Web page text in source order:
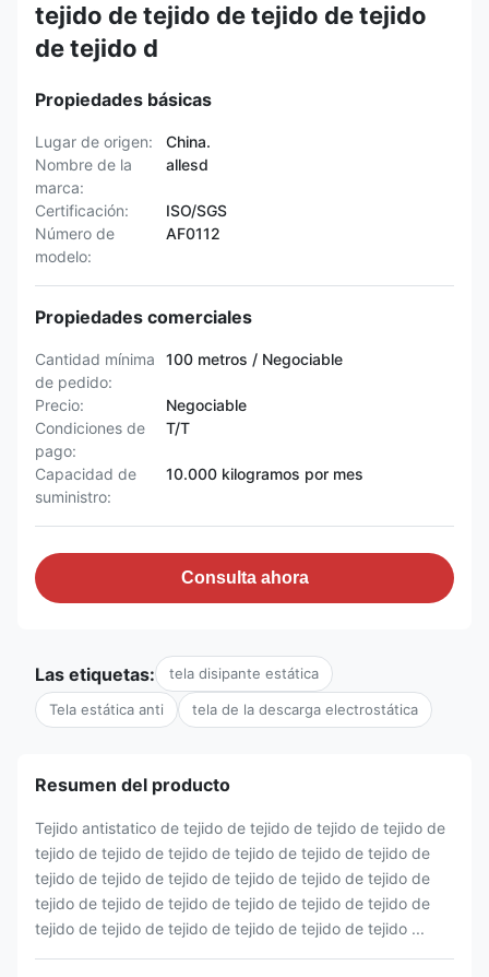
tejido de tejido de tejido de tejido
de tejido d
Propiedades básicas
Lugar de origen:
China.
Nombre de la
marca:
allesd
Certificación:
ISO/SGS
Número de
modelo:
AF0112
Propiedades comerciales
Cantidad mínima
de pedido:
100 metros / Negociable
Precio:
Negociable
Condiciones de
pago:
T/T
Capacidad de
suministro:
10.000 kilogramos por mes
Consulta ahora
Las etiquetas: tela disipante estática
Tela estática anti tela de la descarga electrostática
Resumen del producto
Tejido antistatico de tejido de tejido de tejido de tejido de
tejido de tejido de tejido de tejido de tejido de tejido de
tejido de tejido de tejido de tejido de tejido de tejido de
tejido de tejido de tejido de tejido de tejido de tejido de
tejido de tejido de tejido de tejido de tejido de tejido ...